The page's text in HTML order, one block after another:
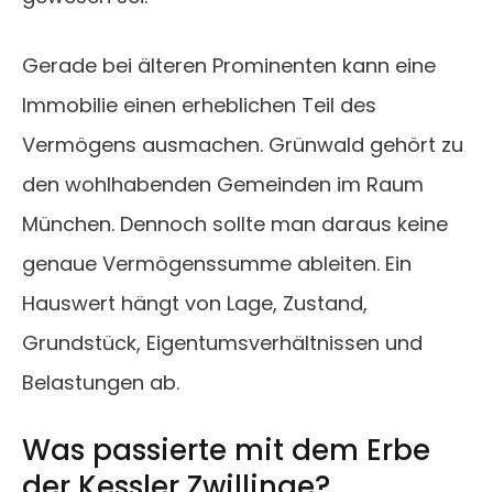
Gerade bei älteren Prominenten kann eine
Immobilie einen erheblichen Teil des
Vermögens ausmachen. Grünwald gehört zu
den wohlhabenden Gemeinden im Raum
München. Dennoch sollte man daraus keine
genaue Vermögenssumme ableiten. Ein
Hauswert hängt von Lage, Zustand,
Grundstück, Eigentumsverhältnissen und
Belastungen ab.
Was passierte mit dem Erbe